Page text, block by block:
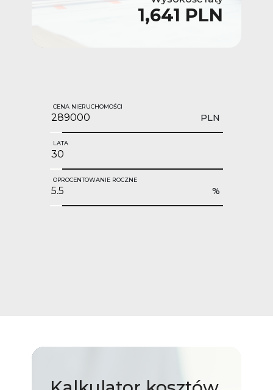
1,641 PLN
CENA NIERUCHOMOŚCI
PLN
LATA
OPROCENTOWANIE ROCZNE
%